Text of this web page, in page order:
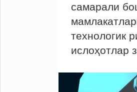
самарали
технологик
ислоҳотлар